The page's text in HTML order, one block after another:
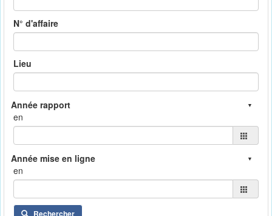
N° d'affaire
Lieu
en
en